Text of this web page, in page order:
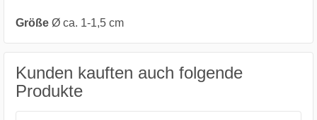
Größe Ø ca. 1-1,5 cm
Kunden kauften auch folgende
Produkte